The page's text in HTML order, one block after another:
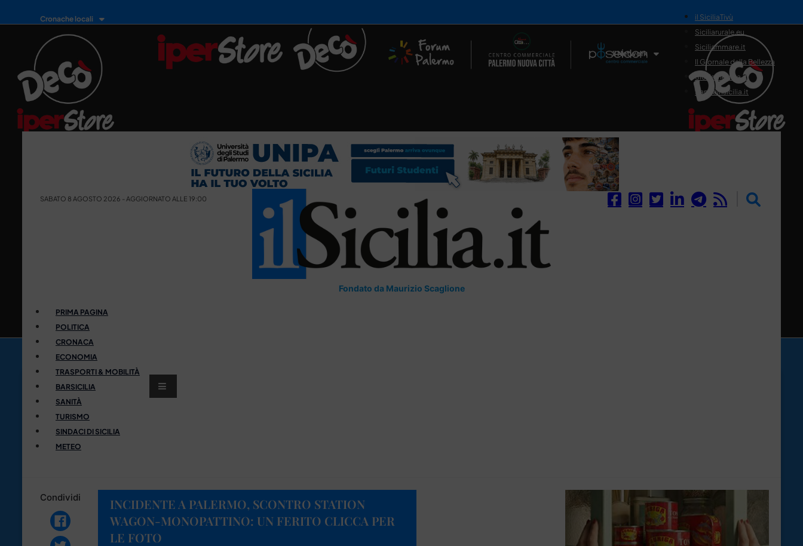
Cronache locali
Il Network
il SiciliaTivù
Siciliarurale.eu
Siciliammare.it
Il Giornale della Bellezza
Siciliamedica.it
Sanitainsicilia.it
SABATO 8 AGOSTO 2026 - AGGIORNATO ALLE 19:00
Fondato da Maurizio Scaglione
PRIMA PAGINA
POLITICA
CRONACA
ECONOMIA
TRASPORTI & MOBILITÀ
BARSICILIA
SANITÀ
TURISMO
SINDACI DI SICILIA
METEO
Condividi
INCIDENTE A PALERMO, SCONTRO STATION
WAGON-MONOPATTINO: UN FERITO CLICCA PER
LE FOTO